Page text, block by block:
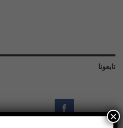
تابعونا
×